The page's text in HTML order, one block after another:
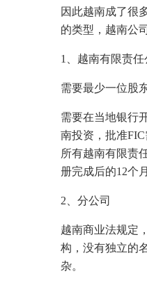
因此越南成了很
的类型，越南公
1、越南有限责任
需要最少一位股
需要在当地银行
南投资，批准FIC
所有越南有限责
册完成后的12个
2、分公司
越南商业法规定
构，没有独立的
杂。